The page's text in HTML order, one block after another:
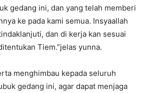
gedang ini, dan yang telah memberi
ke pada kami semua. Insyaallah
dan di kerja kan sesuai
Tiem.”jelas yunna.
menghimbau kepada seluruh
gedang ini, agar dapat menjaga